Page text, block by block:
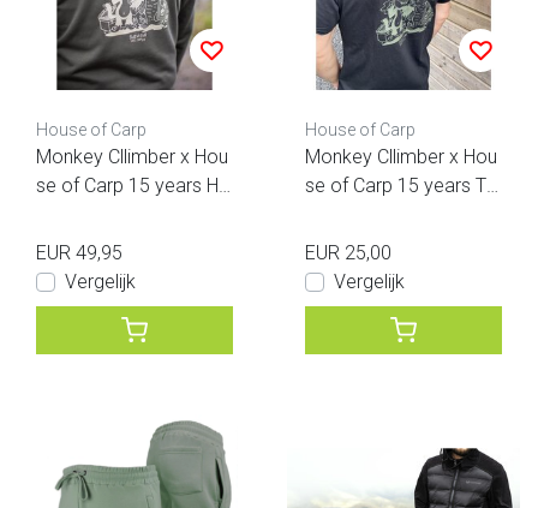
House of Carp
Monkey Cllimber x Hou
se of Carp 15 years Ho
EUR 49,95
Vergelijk
House of Carp
Monkey Cllimber x Hou
se of Carp 15 years T
EUR 25,00
Vergelijk